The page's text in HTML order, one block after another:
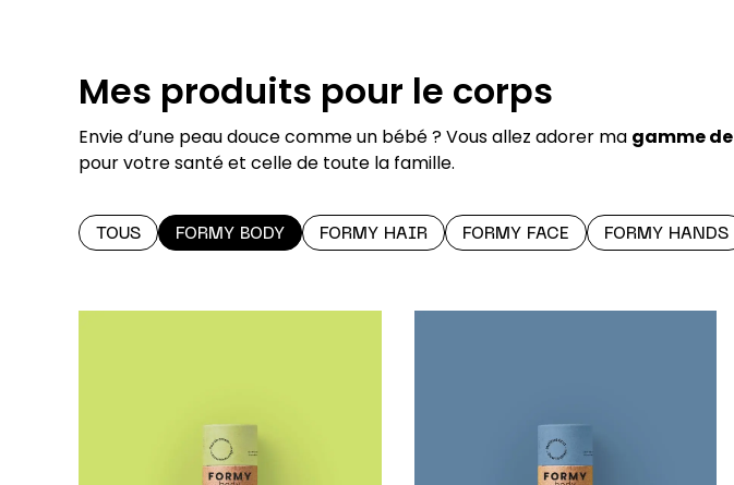
Mes produits pour le corps
Envie d’une peau douce comme un bébé ? Vous allez adorer ma gamme de
pour votre santé et celle de toute la famille.
TOUS FORMY BODY FORMY HAIR FORMY FACE FORMY HANDS